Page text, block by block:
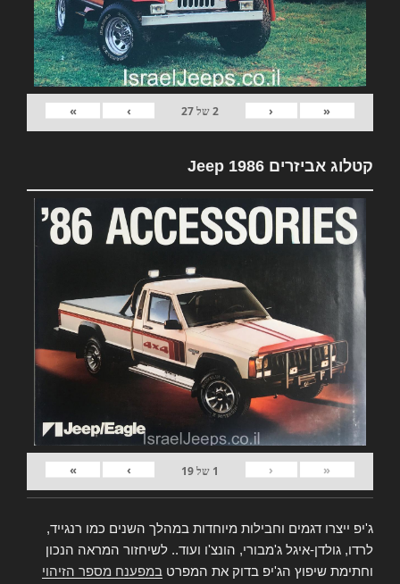
«
‹
2של27
›
»
קטלוג אביזרים Jeep 1986
«
‹
1 של19
›
»
ג'יפ ייצרו דגמים וחבילות מיוחדות במהלך השנים כמו רנגייד,
לרדו, גולדן-איגל ג'מבורי, הונצ'ו ועוד.. לשיחזור המראה הנכון
וחתימת שיפוץ הג'יפ בדוק את המפרט במפענח מספר הזיהוי